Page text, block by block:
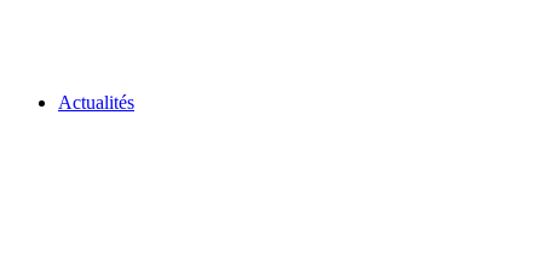
Actualités